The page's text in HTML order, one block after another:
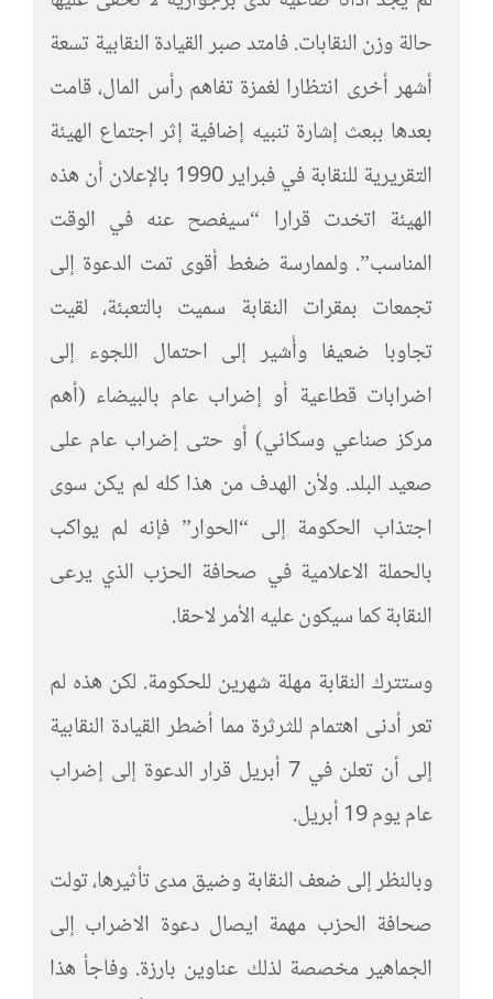
حالة وزن النقابات. فامتد صبر القيادة النقابية تسعة
أشهر أخرى انتظارا لغمزة تفاهم رأس المال، قامت
بعدها ببعث إشارة تنبيه إضافية إثر اجتماع الهيئة
التقريرية للنقابة في فبراير 1990 بالإعلان أن هذه
الهيئة اتخدت قرارا “سيفصح عنه في الوقت
المناسب”. ولممارسة ضغط أقوى تمت الدعوة إلى
تجمعات بمقرات النقابة سميت بالتعبئة، لقيت
تجاوبا ضعيفا وأُشير إلى احتمال اللجوء إلى
اضرابات قطاعية أو إضراب عام بالبيضاء (أهم
مركز صناعي وسكاني) أو حتى إضراب عام على
صعيد البلد. ولأن الهدف من هذا كله لم يكن سوى
اجتذاب الحكومة إلى “الحوار” فإنه لم يواكب
بالحملة الاعلامية في صحافة الحزب الذي يرعى
النقابة كما سيكون عليه الأمر لاحقا.
وستترك النقابة مهلة شهرين للحكومة. لكن هذه لم
تعر أدنى اهتمام للثرثرة مما أضطر القيادة النقابية
إلى أن تعلن في 7 أبريل قرار الدعوة إلى إضراب
عام يوم 19 أبريل.
وبالنظر إلى ضعف النقابة وضيق مدى تأثيرها، تولت
صحافة الحزب مهمة ايصال دعوة الاضراب إلى
الجماهير مخصصة لذلك عناوين بارزة. وفاجأ هذا